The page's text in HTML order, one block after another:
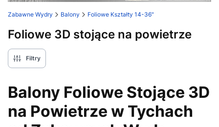
Zabawne Wydry Balony Foliowe Kształty 14-36"
Foliowe 3D stojące na powietrze
Filtry
Balony Foliowe Stojące 3D
na Powietrze w Tychach